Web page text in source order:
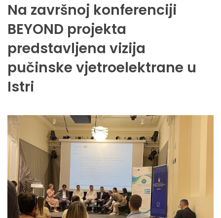
Na završnoj konferenciji
BEYOND projekta
predstavljena vizija
pučinske vjetroelektrane u
Istri